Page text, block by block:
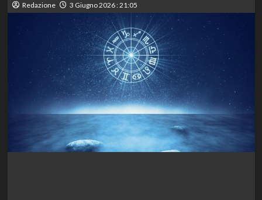
Redazione 3 Giugno 2026 : 21:05